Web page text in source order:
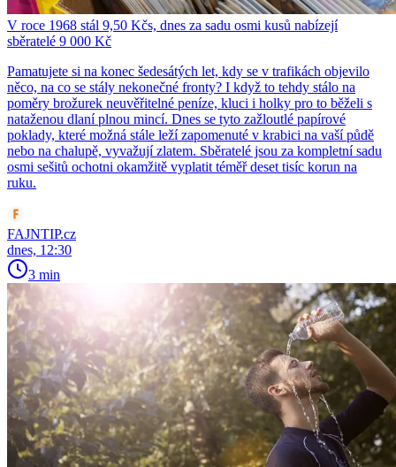
V roce 1968 stál 9,50 Kčs, dnes za sadu osmi kusů nabízejí
sběratelé 9 000 Kč
Pamatujete si na konec šedesátých let, kdy se v trafikách objevilo
něco, na co se stály nekonečné fronty? I když to tehdy stálo na
poměry brožurek neuvěřitelné peníze, kluci i holky pro to běželi s
nataženou dlaní plnou mincí. Dnes se tyto zažloutlé papírové
poklady, které možná stále leží zapomenuté v krabici na vaší půdě
nebo na chalupě, vyvažují zlatem. Sběratelé jsou za kompletní sadu
osmi sešitů ochotni okamžitě vyplatit téměř deset tisíc korun na
ruku.
FAJNTIP.cz
dnes, 12:30
3 min